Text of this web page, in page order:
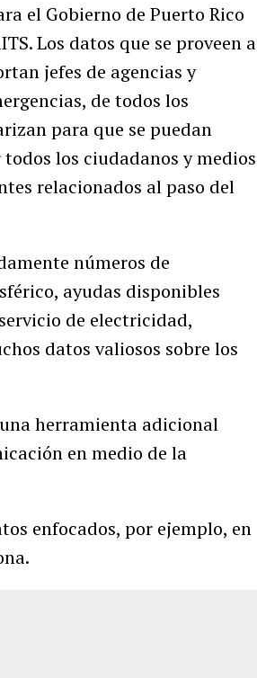
el Gobierno de Puerto Rico
Los datos que se proveen a
jefes de agencias y
de todos los
para que se puedan
los ciudadanos y medios
relacionados al paso del
números de
ayudas disponibles
de electricidad,
datos valiosos sobre los
herramienta adicional
en medio de la
enfocados, por ejemplo, en